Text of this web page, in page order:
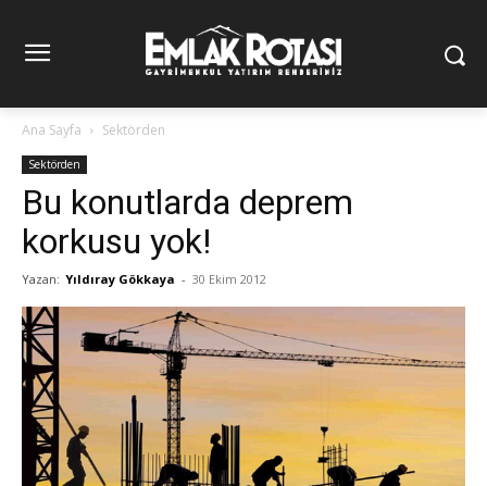
Ana Sayfa Sektörden
Sektörden
Bu konutlarda deprem
korkusu yok!
Yazan: Yıldıray Gökkaya - 30 Ekim 2012